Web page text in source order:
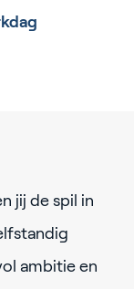
jij de spil in
ambitie en